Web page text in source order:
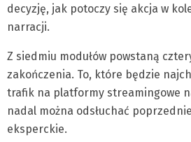
decyzję, jak potoczy się akcja w
narracji.
Z siedmiu modułów powstaną
zakończenia. To, które będzie
trafik na platformy streamingowe
nadal można odsłuchać
eksperckie.